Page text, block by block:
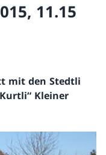
11.15
mit den Stedtli
Kleiner